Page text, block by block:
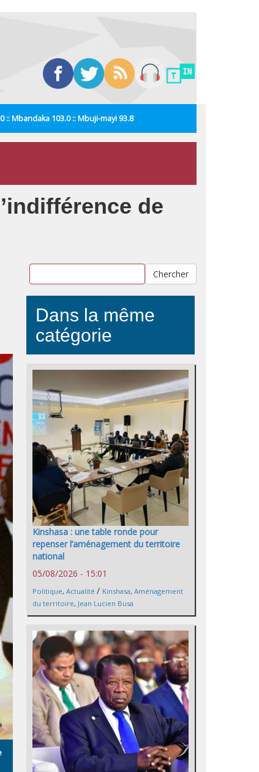
:: Mbandaka 103.0 :: Mbuji-mayi 93.8
de
Chercher
Dans la même
catégorie
Kinshasa : une table ronde pour
repenser l’aménagement du territoire
national
05/08/2026 - 15:01
Politique, Actualité / Kinshasa, Aménagement
du territoire, Jean Lucien Busa